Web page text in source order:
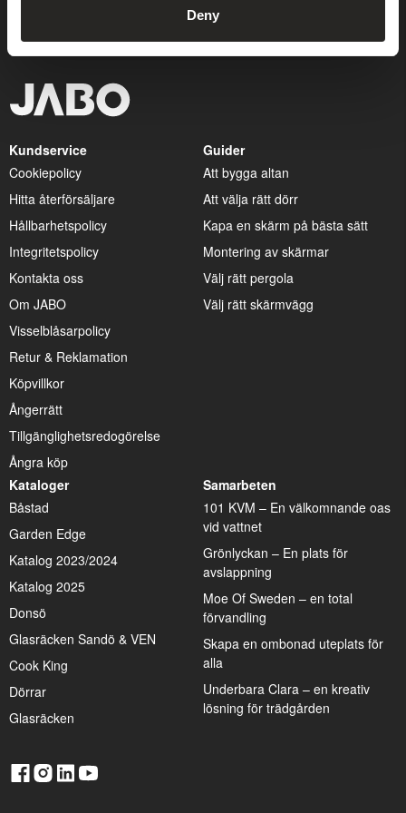
Deny
Kundservice
Cookiepolicy
Hitta återförsäljare
Hållbarhetspolicy
Integritetspolicy
Kontakta oss
Om JABO
Visselblåsarpolicy
Retur & Reklamation
Köpvillkor
Ångerrätt
Tillgänglighetsredogörelse
Ångra köp
Guider
Att bygga altan
Att välja rätt dörr
Kapa en skärm på bästa sätt
Montering av skärmar
Välj rätt pergola
Välj rätt skärmvägg
Kataloger
Båstad
Garden Edge
Katalog 2023/2024
Katalog 2025
Donsö
Glasräcken Sandö & VEN
Cook King
Dörrar
Glasräcken
Samarbeten
101 KVM – En välkomnande oas
vid vattnet
Grönlyckan – En plats för
avslappning
Moe Of Sweden – en total
förvandling
Skapa en ombonad uteplats för
alla
Underbara Clara – en kreativ
lösning för trädgården